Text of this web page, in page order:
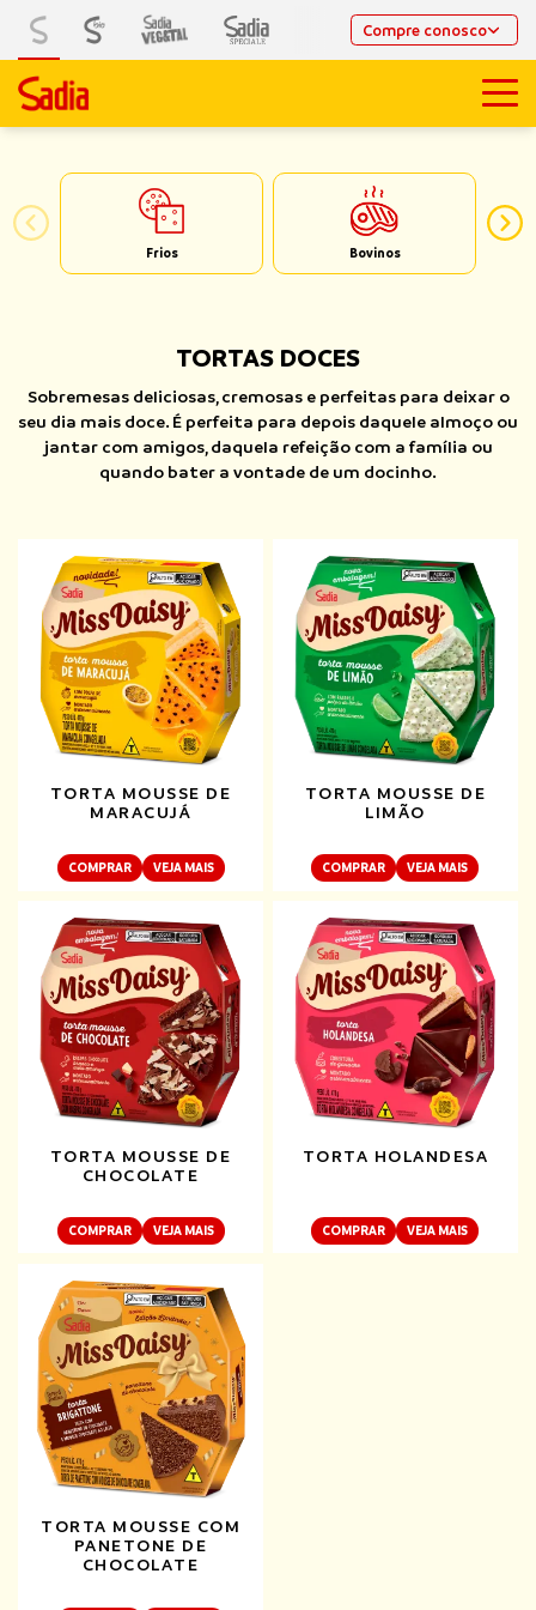
Compre conosco
Frios Bovinos
TORTAS DOCES
Sobremesas deliciosas, cremosas e perfeitas para deixar o
seu dia mais doce. É perfeita para depois daquele almoço ou
jantar com amigos, daquela refeição com a família ou
quando bater a vontade de um docinho.
TORTA MOUSSE DE
MARACUJÁ
COMPRAR VEJA MAIS
TORTA MOUSSE DE
LIMÃO
COMPRAR VEJA MAIS
TORTA MOUSSE DE
CHOCOLATE
COMPRAR VEJA MAIS
TORTA HOLANDESA
COMPRAR VEJA MAIS
TORTA MOUSSE COM
PANETONE DE
CHOCOLATE